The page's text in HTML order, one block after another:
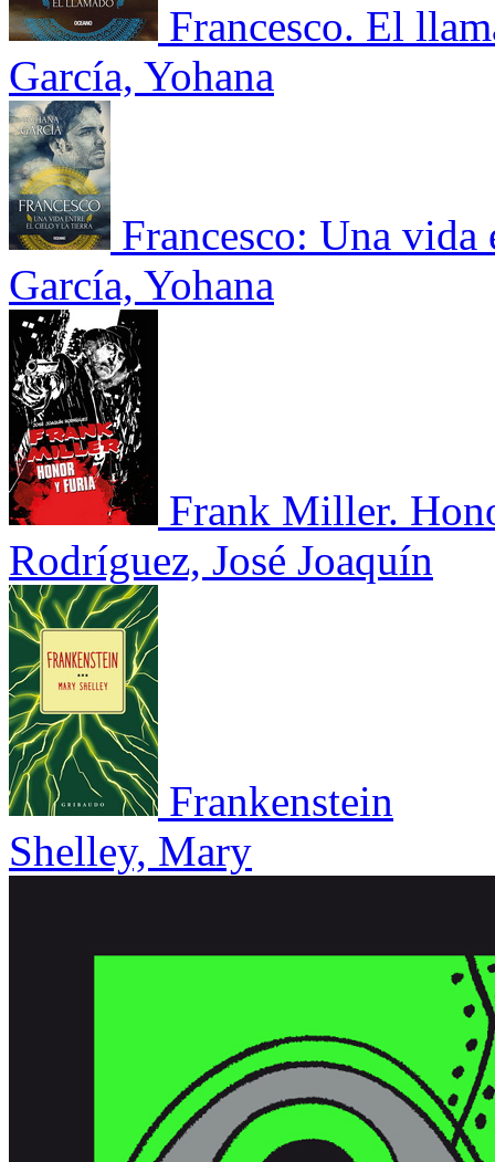
Francesco. El
García, Yohana
Francesco: Una
García, Yohana
Frank Miller.
Rodríguez, José Joaquín
Frankenstein
Shelley, Mary